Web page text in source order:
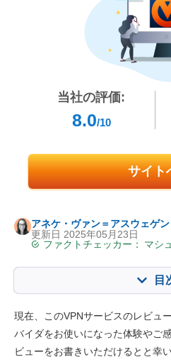
当社の評価:
8.0/10
サイト
アネケ・ヴァン＝アスウェゲン
更新日 2025年05月23日
ファクトチェッカー：
マシ
目
主な特徴 8.0
インストール・アプリ 6.8
現在、このVPNサービスのレビュ
バイダをお使いになった体験やご
ビューをお書きいただけるとと幸